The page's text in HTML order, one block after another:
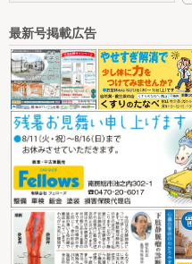
最新号掲載広告